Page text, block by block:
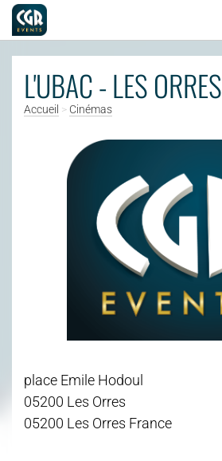
L'UBAC - LES ORRES
Accueil > Cinémas
place Emile Hodoul
05200 Les Orres
05200 Les Orres France